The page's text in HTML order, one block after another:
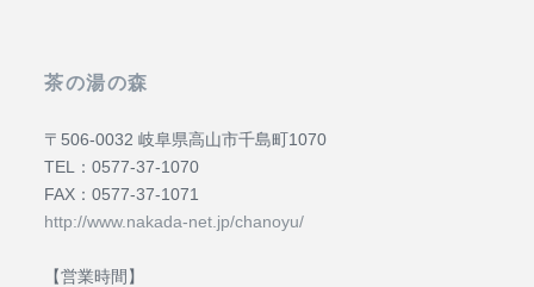
茶の湯の森
〒506-0032 岐阜県高山市千島町1070
TEL：0577-37-1070
FAX：0577-37-1071
http://www.nakada-net.jp/chanoyu/
【営業時間】